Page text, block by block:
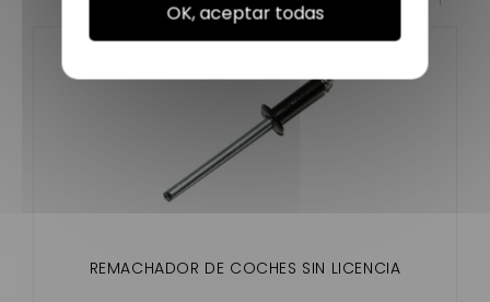
REMACHADOR DE COCHES SIN LICENCIA
OK, aceptar todas